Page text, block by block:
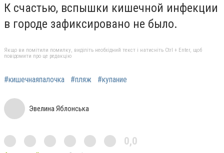
К счастью, вспышки кишечной инфекции
в городе зафиксировано не было.
Якщо ви помітили помилку, виділіть необхідний текст і натисніть Ctrl + Enter, щоб
повідомити про це редакцію
#кишечнаяпалочка #пляж #купание
Эвелина Яблонська
0,0